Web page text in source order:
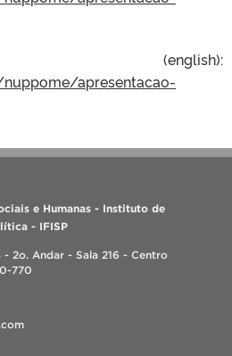
(english):
apresentacao-
e Humanas - Instituto de
- IFISP
- 2o. Andar - Sala 216 - Centro
770